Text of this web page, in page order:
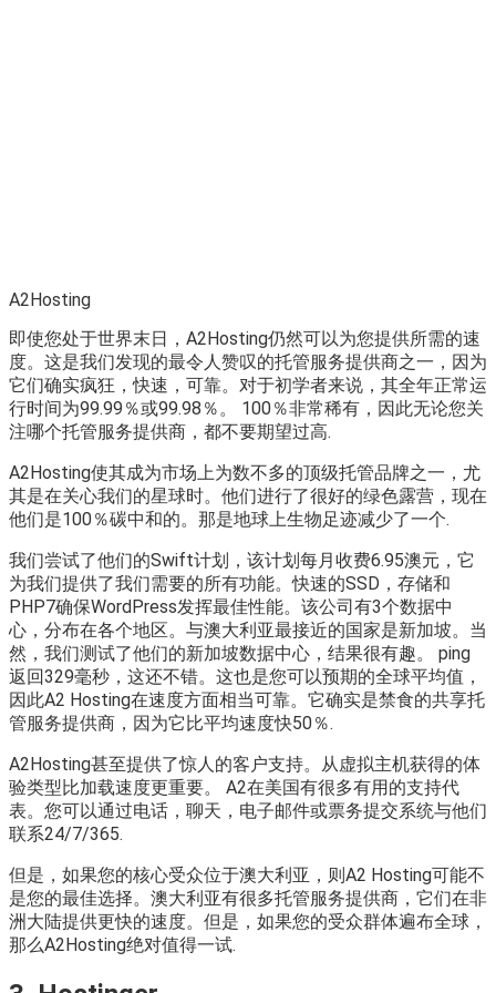
A2Hosting
即使您处于世界末日，A2Hosting仍然可以为您提供所需的速
度。这是我们发现的最令人赞叹的托管服务提供商之一，因为
它们确实疯狂，快速，可靠。对于初学者来说，其全年正常运
行时间为99.99％或99.98％。 100％非常稀有，因此无论您关
注哪个托管服务提供商，都不要期望过高.
A2Hosting使其成为市场上为数不多的顶级托管品牌之一，尤
其是在关心我们的星球时。他们进行了很好的绿色露营，现在
他们是100％碳中和的。那是地球上生物足迹减少了一个.
我们尝试了他们的Swift计划，该计划每月收费6.95澳元，它
为我们提供了我们需要的所有功能。快速的SSD，存储和
PHP7确保WordPress发挥最佳性能。该公司有3个数据中
心，分布在各个地区。与澳大利亚最接近的国家是新加坡。当
然，我们测试了他们的新加坡数据中心，结果很有趣。 ping
返回329毫秒，这还不错。这也是您可以预期的全球平均值，
因此A2 Hosting在速度方面相当可靠。它确实是禁食的共享托
管服务提供商，因为它比平均速度快50％.
A2Hosting甚至提供了惊人的客户支持。从虚拟主机获得的体
验类型比加载速度更重要。 A2在美国有很多有用的支持代
表。您可以通过电话，聊天，电子邮件或票务提交系统与他们
联系24/7/365.
但是，如果您的核心受众位于澳大利亚，则A2 Hosting可能不
是您的最佳选择。澳大利亚有很多托管服务提供商，它们在非
洲大陆提供更快的速度。但是，如果您的受众群体遍布全球，
那么A2Hosting绝对值得一试.